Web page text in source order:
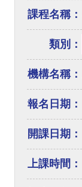
課程名稱：
類別：
機構名稱：
報名日期：
開課日期：
上課時間：